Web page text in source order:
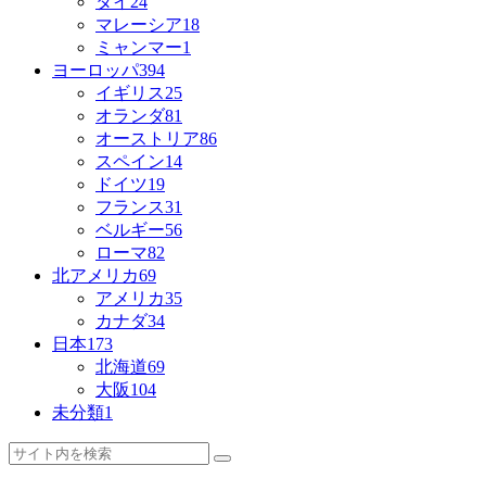
マレーシア18
ミャンマー1
ヨーロッパ394
イギリス25
オランダ81
オーストリア86
スペイン14
ドイツ19
フランス31
ベルギー56
ローマ82
北アメリカ69
アメリカ35
カナダ34
日本173
北海道69
大阪104
未分類1